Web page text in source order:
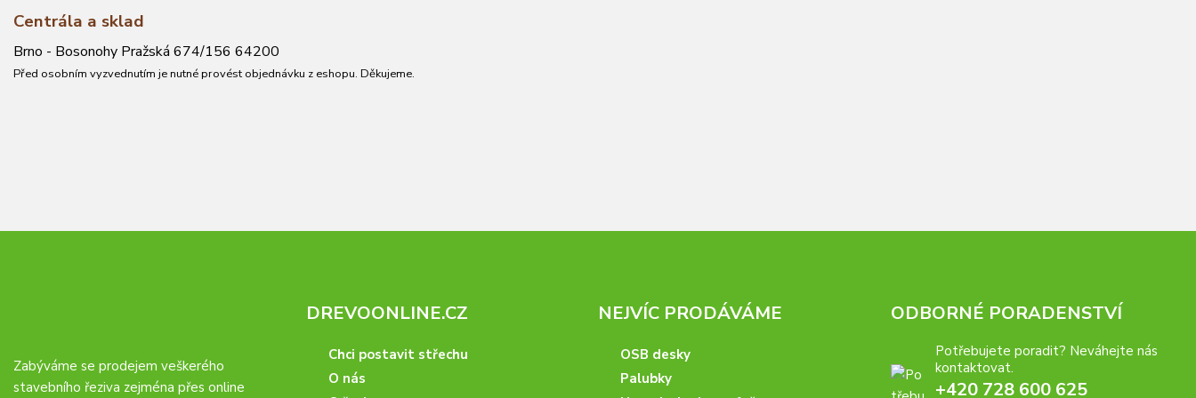
Centrála a sklad
Brno - Bosonohy Pražská 674/156 64200
Před osobním vyzvednutím je nutné provést objednávku z eshopu. Děkujeme.
Zabýváme se prodejem veškerého
stavebního řeziva zejména přes online
DREVOONLINE.CZ
Chci postavit střechu
O nás
NEJVÍC PRODÁVÁME
OSB desky
Palubky
ODBORNÉ PORADENSTVÍ
Potřebujete poradit? Neváhejte nás
kontaktovat.
+420 728 600 625